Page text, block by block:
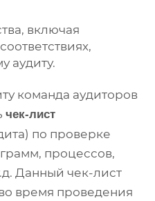
включая
аудиту.
команда аудиторов
чек-лист
по проверке
процессов,
Данный чек-лист
время проведения